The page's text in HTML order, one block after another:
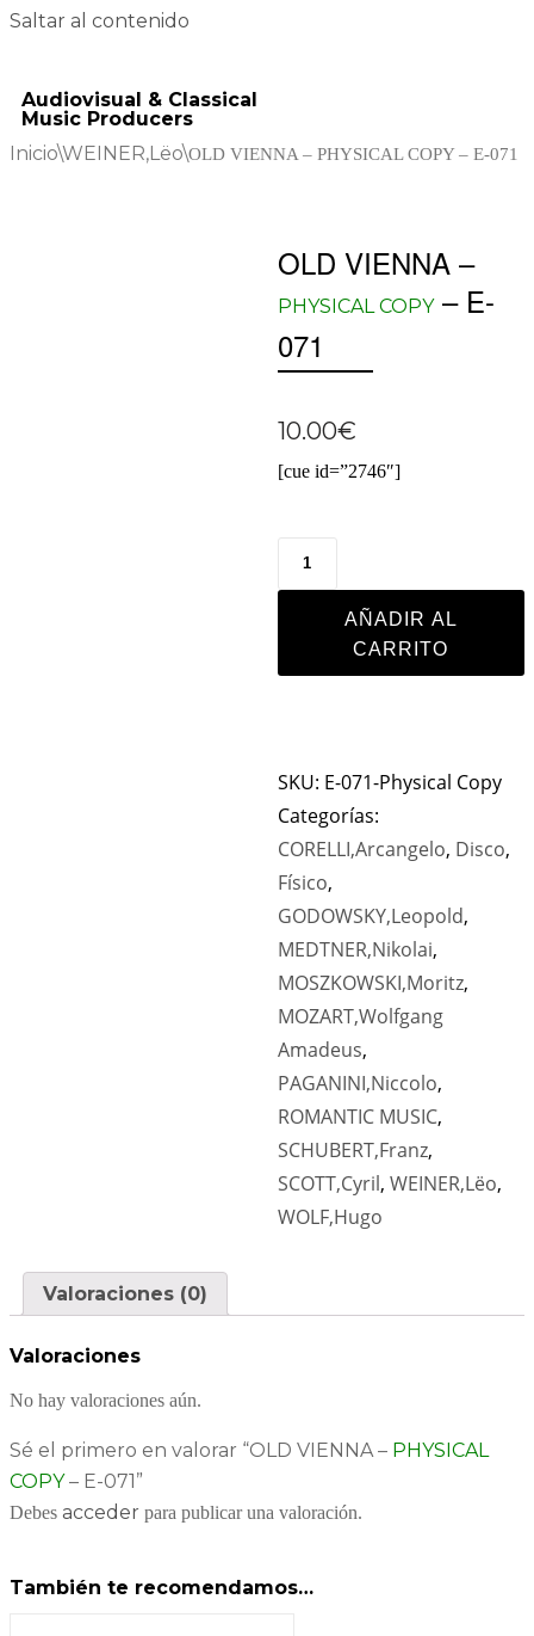
Saltar al contenido
Audiovisual & Classical
Music Producers
Inicio\WEINER,Lëo\OLD VIENNA – PHYSICAL COPY – E-071
OLD VIENNA –
PHYSICAL COPY– E-
071
10.00€
[cue id=”2746″]
AÑADIR AL
CARRITO
SKU: E-071-Physical Copy
Categorías:
CORELLI,Arcangelo, Disco,
Físico,
GODOWSKY,Leopold,
MEDTNER,Nikolai,
MOSZKOWSKI,Moritz,
MOZART,Wolfgang
Amadeus,
PAGANINI,Niccolo,
ROMANTIC MUSIC,
SCHUBERT,Franz,
SCOTT,Cyril, WEINER,Lëo,
WOLF,Hugo
Valoraciones (0)
Valoraciones
No hay valoraciones aún.
Sé el primero en valorar “OLD VIENNA – PHYSICAL
COPY– E-071”
Debes acceder para publicar una valoración.
También te recomendamos…